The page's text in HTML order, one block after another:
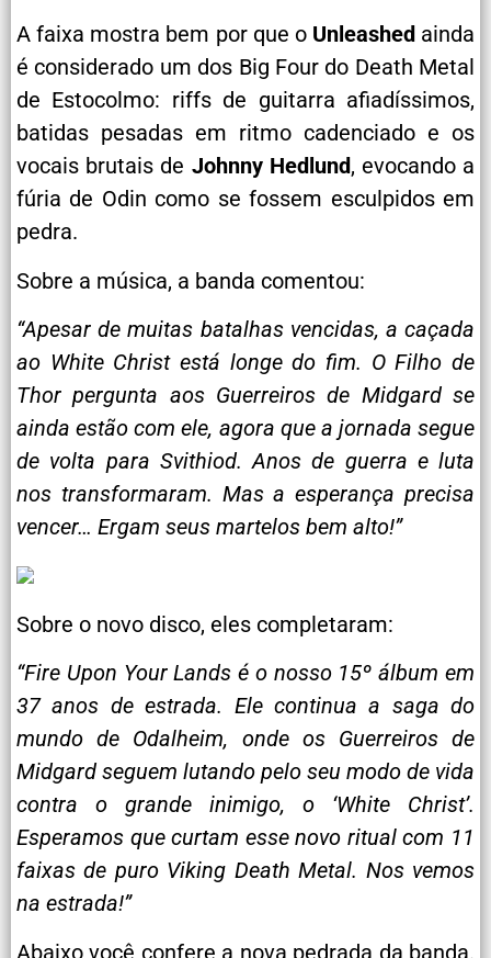
A faixa mostra bem por que o Unleashedainda
é considerado um dos Big Four do Death Metal
de Estocolmo: riffs de guitarra afiadíssimos,
batidas pesadas em ritmo cadenciado e os
vocais brutais de Johnny Hedlund, evocando a
fúria de Odin como se fossem esculpidos em
pedra.
Sobre a música, a banda comentou:
“Apesar de muitas batalhas vencidas, a caçada
ao White Christ está longe do fim. O Filho de
Thor pergunta aos Guerreiros de Midgard se
ainda estão com ele, agora que a jornada segue
de volta para Svithiod. Anos de guerra e luta
nos transformaram. Mas a esperança precisa
vencer… Ergam seus martelos bem alto!”
Sobre o novo disco, eles completaram:
“Fire Upon Your Lands é o nosso 15º álbum em
37 anos de estrada. Ele continua a saga do
mundo de Odalheim, onde os Guerreiros de
Midgard seguem lutando pelo seu modo de vida
contra o grande inimigo, o ‘White Christ’.
Esperamos que curtam esse novo ritual com 11
faixas de puro Viking Death Metal. Nos vemos
na estrada!”
Abaixo você confere a nova pedrada da banda.